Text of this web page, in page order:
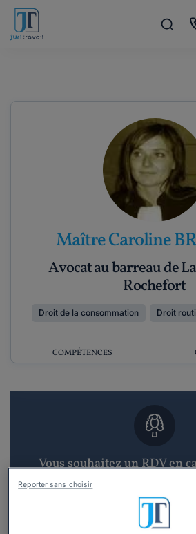
Maître Caroline
Avocat au barreau de
Rochefort
Droit de la consommation Droit
COMPÉTENCES
Vous souhaitez un RDV en
Recevoir des devis
Reporter sans choisir